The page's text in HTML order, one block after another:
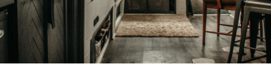
Maison Container/container House
Maison D'hôtes
Maison Et Appartement Vintage
On Décode La Déco
Petite Surface
Piscine Question De Style
Renovation
Revue De Week End
Tiny House